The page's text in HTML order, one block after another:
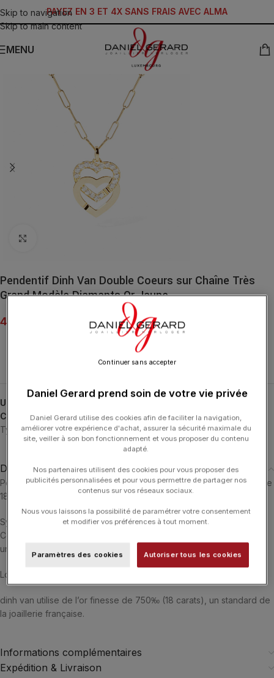
Skip to navigation
Skip to main content
PAYEZ EN 3 ET 4X SANS FRAIS AVEC ALMA
MENU
Pendentif Dinh Van Double Coeurs sur Chaîne Très
Grand Modèle Diamants Or Jaune
4 900.00
UGS :
Catégories : Colliers, Colliers, DINH VAN, Double Cœurs,
Typologies
Description
Pendentif sur chaîne Double Coeurs très grand modèle en or jaune
18 carats et serti de diamants.
Symbole d’union intemporelle et de lien fusionnel, le motif Double
Coeurs se renouvelle dans une version semi pavée montée sur
une chaîne dinh van S.
Longueur : 45 cm.
dinh van utilise de l’or finesse de 750‰ (18 carats), un standard de
la joaillerie française.
Informations complémentaires
Expédition & Livraison
Daniel Gerard prend soin de votre vie privée
Daniel Gerard utilise des cookies afin de faciliter la navigation,
améliorer votre expérience d'achat, assurer la sécurité maximale du
site, veiller à son bon fonctionnement et vous proposer du contenu
adapté.
Nos partenaires utilisent des cookies pour vous proposer des
publicités personnalisées et pour vous permettre de partager nos
contenus sur vos réseaux sociaux.
Nous vous laissons la possibilité de paramétrer votre consentement
et modifier vos préférences à tout moment.
Paramètres des cookies Autoriser tous les cookies
Continuer sans accepter